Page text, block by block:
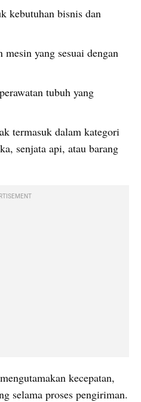
kebutuhan bisnis dan
yang sesuai dengan
tubuh yang
termasuk dalam kategori
senjata api, atau barang
kecepatan,
selama proses pengiriman.